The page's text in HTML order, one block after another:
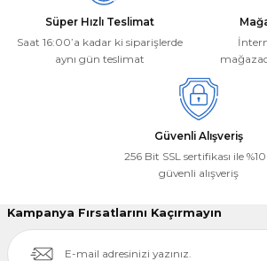
Süper Hızlı Teslimat
Saat 16:00’a kadar ki siparişlerde
aynı gün teslimat
Güvenli Alışveriş
256 Bit SSL sertifikası ile
güvenli alışveriş
Kampanya Fırsatlarını Kaçırmayın